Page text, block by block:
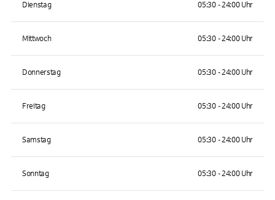
Dienstag 05:30 - 24:00 Uhr
Mittwoch 05:30 - 24:00 Uhr
Donnerstag 05:30 - 24:00 Uhr
Freitag 05:30 - 24:00 Uhr
Samstag 05:30 - 24:00 Uhr
Sonntag 05:30 - 24:00 Uhr